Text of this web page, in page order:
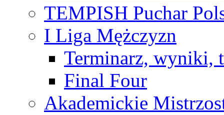
TEMPISH Puchar
I Liga Mężczyzn
Terminarz, wyniki,
Final Four
Akademickie